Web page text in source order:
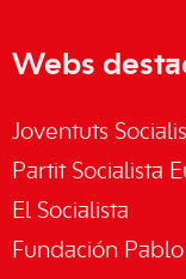
Webs
Joventuts
Partit Socialista
El Socialista
Fundación